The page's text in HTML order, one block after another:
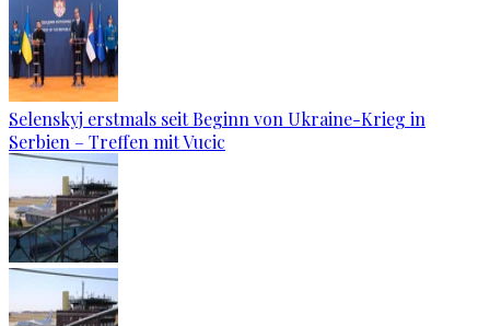
Selenskyj erstmals seit Beginn von Ukraine-Krieg in
Serbien – Treffen mit Vucic